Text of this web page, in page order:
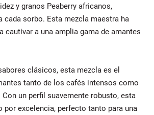
y granos Peaberry africanos,
cada sorbo. Esta mezcla maestra ha
cautivar a una amplia gama de amantes
clásicos, esta mezcla es el
tanto de los cafés intensos como
un perfil suavemente robusto, esta
por excelencia, perfecto tanto para una